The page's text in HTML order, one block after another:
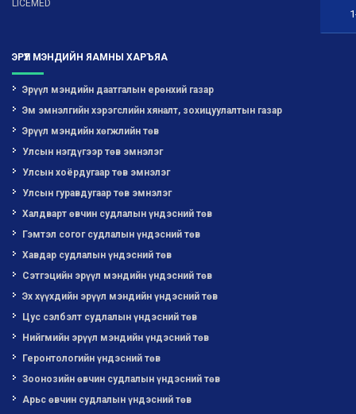
LICEMED
ЭРҮҮЛ МЭНДИЙН ЯАМНЫ ХАРЪЯА
Эрүүл мэндийн даатгалын ерөнхий газар
Эм эмнэлгийн хэрэгслийн хяналт, зохицуулалтын газар
Эрүүл мэндийн хөгжлийн төв
Улсын нэгдүгээр төв эмнэлэг
Улсын хоёрдугаар төв эмнэлэг
Улсын гуравдугаар төв эмнэлэг
Халдварт өвчин судлалын үндэсний төв
Гэмтэл согог судлалын үндэсний төв
Хавдар судлалын үндэсний төв
Сэтгэцийн эрүүл мэндийн үндэсний төв
Эх хүүхдийн эрүүл мэндийн үндэсний төв
Цус сэлбэлт судлалын үндэсний төв
Нийгмийн эрүүл мэндийн үндэсний төв
Геронтологийн үндэсний төв
Зоонозийн өвчин судлалын үндэсний төв
Арьс өвчин судлалын үндэсний төв